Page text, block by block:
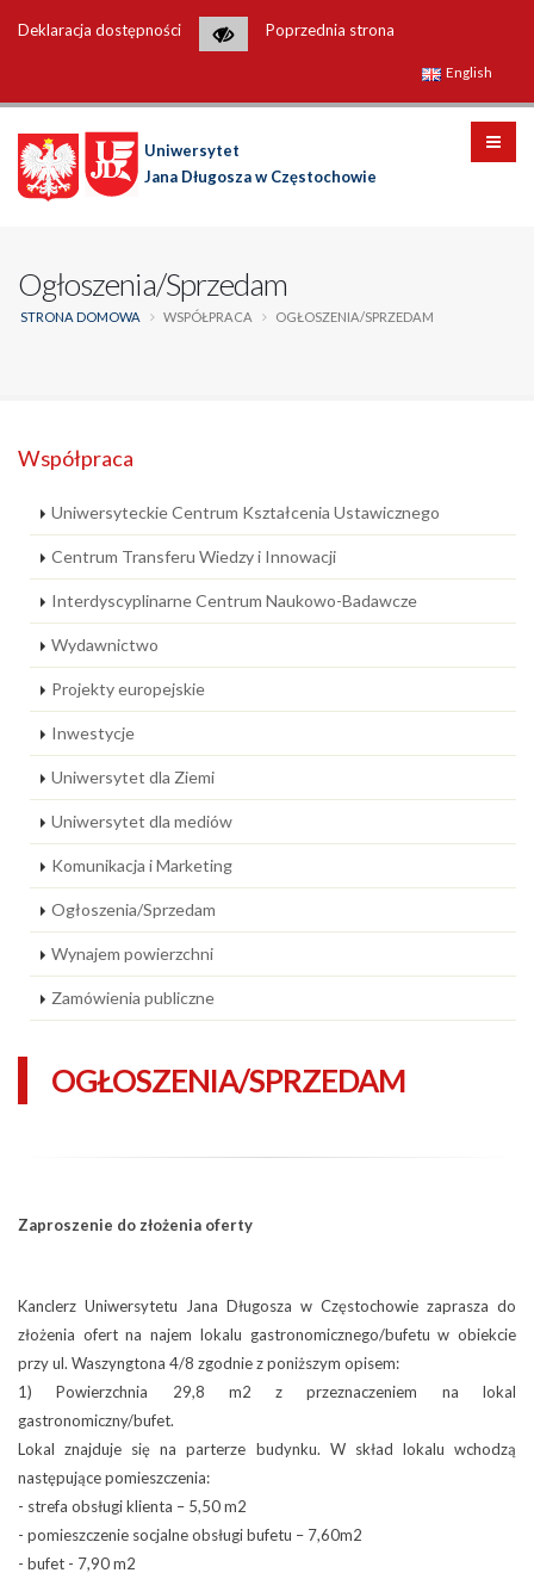
Deklaracja dostępności Poprzednia strona
English
Uniwersytet
Jana Długosza w Częstochowie
Ogłoszenia/Sprzedam
STRONA DOMOWA WSPÓŁPRACA OGŁOSZENIA/SPRZEDAM
Współpraca
Uniwersyteckie Centrum Kształcenia Ustawicznego
Centrum Transferu Wiedzy i Innowacji
Interdyscyplinarne Centrum Naukowo-Badawcze
Wydawnictwo
Projekty europejskie
Inwestycje
Uniwersytet dla Ziemi
Uniwersytet dla mediów
Komunikacja i Marketing
Ogłoszenia/Sprzedam
Wynajem powierzchni
Zamówienia publiczne
OGŁOSZENIA/SPRZEDAM
Zaproszenie do złożenia oferty
Kanclerz Uniwersytetu Jana Długosza w Częstochowie zaprasza do
złożenia ofert na najem lokalu gastronomicznego/bufetu w obiekcie
przy ul. Waszyngtona 4/8 zgodnie z poniższym opisem:
1) Powierzchnia 29,8 m2 z przeznaczeniem na lokal
gastronomiczny/bufet.
Lokal znajduje się na parterze budynku. W skład lokalu wchodzą
następujące pomieszczenia:
- strefa obsługi klienta – 5,50 m2
- pomieszczenie socjalne obsługi bufetu – 7,60m2
- bufet - 7,90 m2